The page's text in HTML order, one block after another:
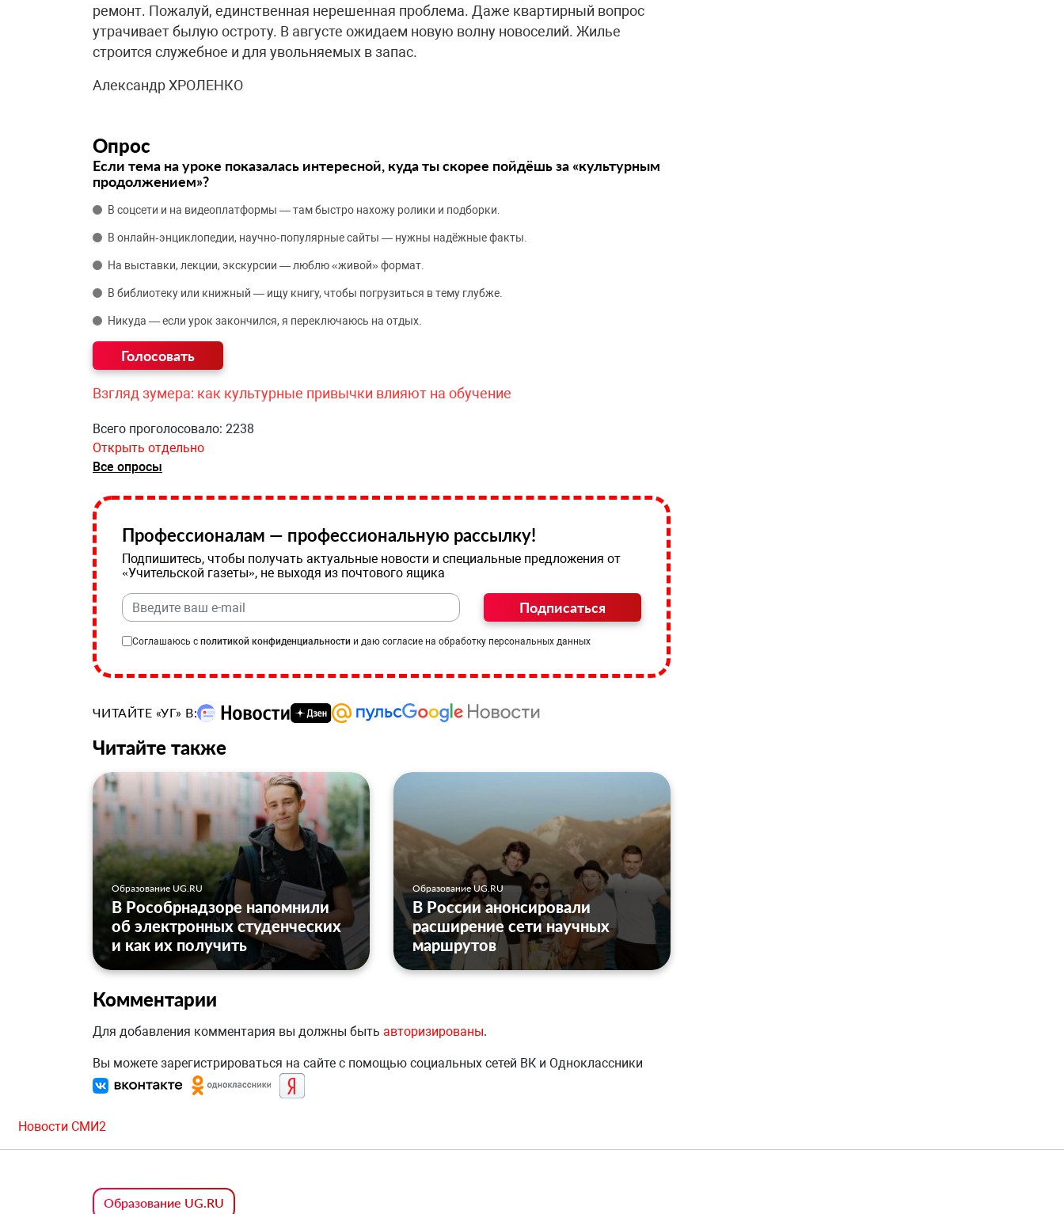
ремонт. Пожалуй, единственная нерешенная проблема. Даже квартирный вопрос
утрачивает былую остроту. В августе ожидаем новую волну новоселий. Жилье
строится служебное и для увольняемых в запас.
Александр ХРОЛЕНКО
Опрос
Если тема на уроке показалась интересной, куда ты скорее пойдёшь за «культурным
продолжением»?
В соцсети и на видеоплатформы — там быстро нахожу ролики и подборки.
В онлайн‑энциклопедии, научно‑популярные сайты — нужны надёжные факты.
На выставки, лекции, экскурсии — люблю «живой» формат.
В библиотеку или книжный — ищу книгу, чтобы погрузиться в тему глубже.
Никуда — если урок закончился, я переключаюсь на отдых.
Взгляд зумера: как культурные привычки влияют на обучение
Всего проголосовало: 2238
Открыть отдельно
Все опросы
Профессионалам — профессиональную рассылку!
Подпишитесь, чтобы получать актуальные новости и специальные предложения от
«Учительской газеты», не выходя из почтового ящика
Подписаться
Соглашаюсь с политикой конфиденциальности и даю согласие на обработку персональных данных
ЧИТАЙТЕ «УГ» В:
Читайте также
Образование UG.RU
В Рособрнадзоре напомнили
об электронных студенческих
и как их получить
Образование UG.RU
В России анонсировали
расширение сети научных
маршрутов
Комментарии
Для добавления комментария вы должны быть авторизированы.
Вы можете зарегистрироваться на сайте с помощью социальных сетей ВК и Одноклассники
Новости СМИ2
Образование UG.RU